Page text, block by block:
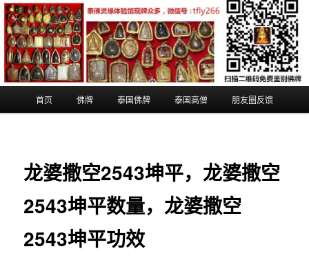
首页 佛牌 泰国佛牌 泰国高僧 朋友圈反馈
龙婆撒空2543坤平，龙婆撒空
2543坤平数量，龙婆撒空
2543坤平功效